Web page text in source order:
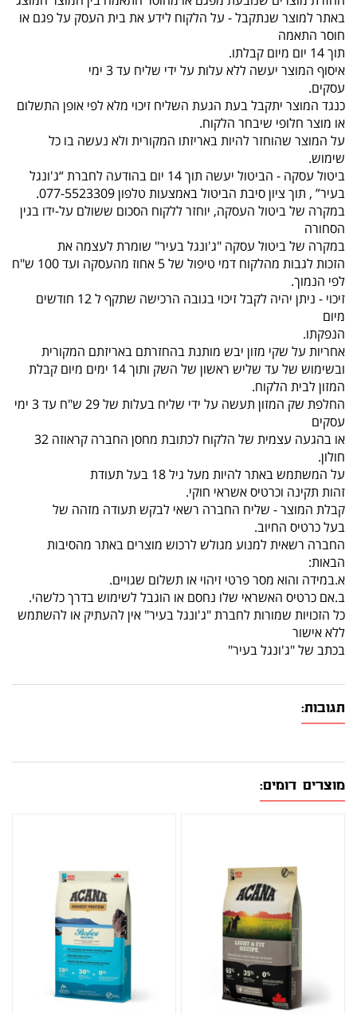
באתר למוצר שנתקבל - על הלקוח לידע את בית העסק על פגם או
חוסר התאמה
תוך 14 יום מיום קבלתו.
איסוף המוצר יעשה ללא עלות על ידי שליח עד 3 ימי
עסקים.
כנגד המוצר יתקבל בעת הגעת השליח זיכוי מלא לפי אופן התשלום
או מוצר חלופי שיבחר הלקוח.
על המוצר שהוחזר להיות באריזתו המקורית ולא נעשה בו כל
שימוש.
ביטול עסקה - הביטול יעשה תוך 14 יום בהודעה לחברת “ג'ונגל
בעיר” , תוך ציון סיבת הביטול באמצעות טלפון 077-5523309.
במקרה של ביטול העסקה, יוחזר ללקוח הסכום ששולם על-ידו בגין
הסחורה
במקרה של ביטול עסקה "ג'ונגל בעיר" שומרת לעצמה את
הזכות לגבות מהלקוח דמי טיפול של 5 אחוז מהעסקה ועד 100 ש"ח
לפי הנמוך.
זיכוי - ניתן יהיה לקבל זיכוי בגובה הרכישה שתקף ל 12 חודשים
מיום
הנפקתו.
אחריות על שקי מזון יבש מותנת בהחזרתם באריזתם המקורית
ובשימוש של עד שליש ראשון של השק ותוך 14 ימים מיום קבלת
המזון לבית הלקוח.
החלפת שק המזון תעשה על ידי שליח בעלות של 29 ש"ח עד 3 ימי
עסקים
או בהגעה עצמית של הלקוח לכתובת מחסן החברה קראוזה 32
חולון.
על המשתמש באתר להיות מעל גיל 18 בעל תעודת
זהות תקינה וכרטיס אשראי חוקי.
קבלת המוצר - שליח החברה רשאי לבקש תעודה מזהה של
בעל כרטיס החיוב.
החברה רשאית למנוע מגולש לרכוש מוצרים באתר מהסיבות
הבאות:
א.במידה והוא מסר פרטי זיהוי או תשלום שגויים.
ב.אם כרטיס האשראי שלו נחסם או הוגבל לשימוש בדרך כלשהי.
כל הזכויות שמורות לחברת "ג'ונגל בעיר" אין להעתיק או להשתמש
ללא אישור
בכתב של "ג'ונגל בעיר"
תגובות:
מוצרים דומים: